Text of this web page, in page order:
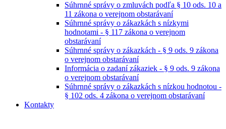
Súhrnné správy o zmluvách podľa § 10 ods. 10 a
11 zákona o verejnom obstarávaní
Súhrnné správy o zákazkách s nízkymi
hodnotami - § 117 zákona o verejnom
obstarávaní
Súhrnné správy o zákazkách - § 9 ods. 9 zákona
o verejnom obstarávaní
Informácia o zadaní zákaziek - § 9 ods. 9 zákona
o verejnom obstarávaní
Súhrnné správy o zákazkách s nízkou hodnotou -
§ 102 ods. 4 zákona o verejnom obstarávaní
Kontakty